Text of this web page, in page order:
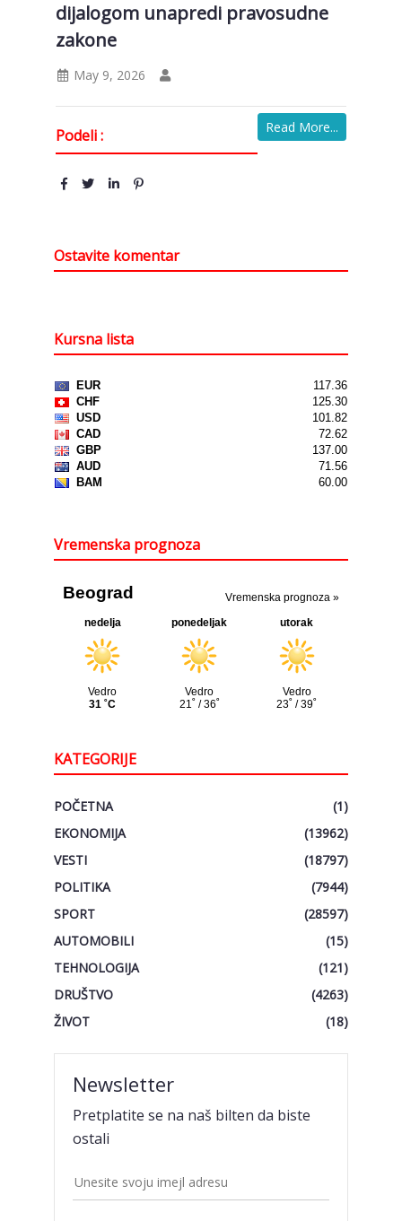
dijalogom unapredi pravosudne
zakone
May 9, 2026
Read More...
Podeli :
Ostavite komentar
Kursna lista
Vremenska prognoza
KATEGORIJE
POČETNA
(1)
EKONOMIJA
(13962)
VESTI
(18797)
POLITIKA
(7944)
SPORT
(28597)
AUTOMOBILI
(15)
TEHNOLOGIJA
(121)
DRUŠTVO
(4263)
ŽIVOT
(18)
Newsletter
Pretplatite se na naš bilten da biste
ostali